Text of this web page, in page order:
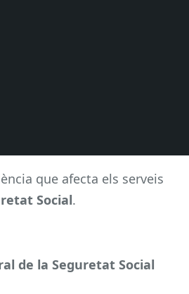
que afecta els serveis
Social.
de la Seguretat Social